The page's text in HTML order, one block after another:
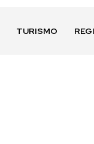
TURISMO